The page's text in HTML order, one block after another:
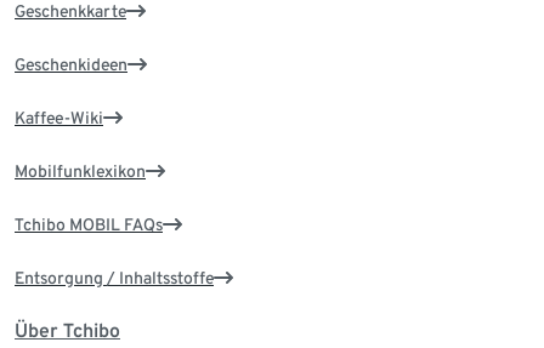
Geschenkkarte
Geschenkideen
Kaffee-Wiki
Mobilfunklexikon
Tchibo MOBIL FAQs
Entsorgung / Inhaltsstoffe
Über Tchibo